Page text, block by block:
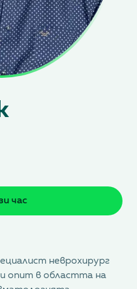
час
неврохирург
опит в областта на